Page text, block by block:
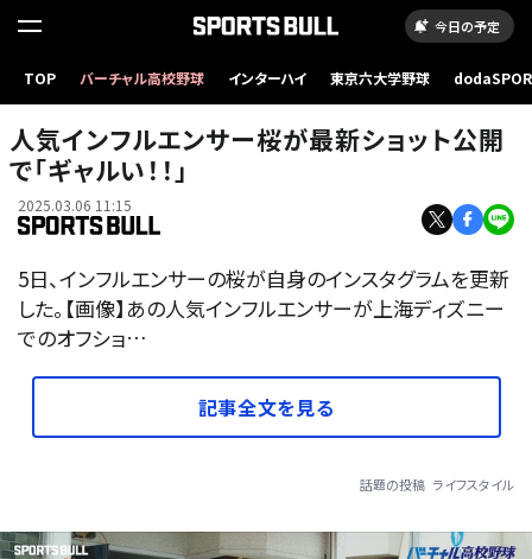
今日の予定
TOP バーチャル高校野球 インターハイ 東京六大学野球
人気インフルエンサー桜が最新ショット公開
で「ギャルい！！」
2025.03.06 11:15
5日、インフルエンサーの桜が自身のインスタグラムを更新
した。【画像】あの人気インフルエンサーが上海ディズニー
でのオフショ…
記事全文を見る
話題の投稿 ライフスタイル